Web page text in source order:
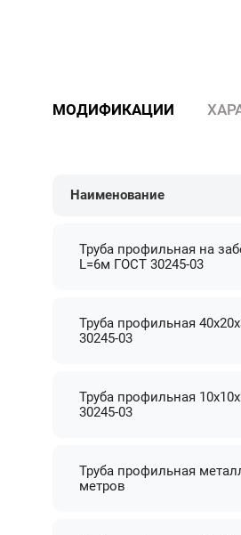
МОДИФИКАЦИИ
Наименование
Труба профильная на
L=6м ГОСТ 30245-03
Труба профильная
30245-03
Труба профильная
30245-03
Труба профильная
метров